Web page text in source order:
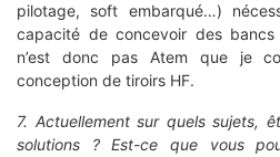
pilotage, soft embarqué…)
capacité de concevoir des bancs
n’est donc pas Atem que je
conception de tiroirs HF.
7. Actuellement sur quels sujets,
solutions ? Est-ce que vous